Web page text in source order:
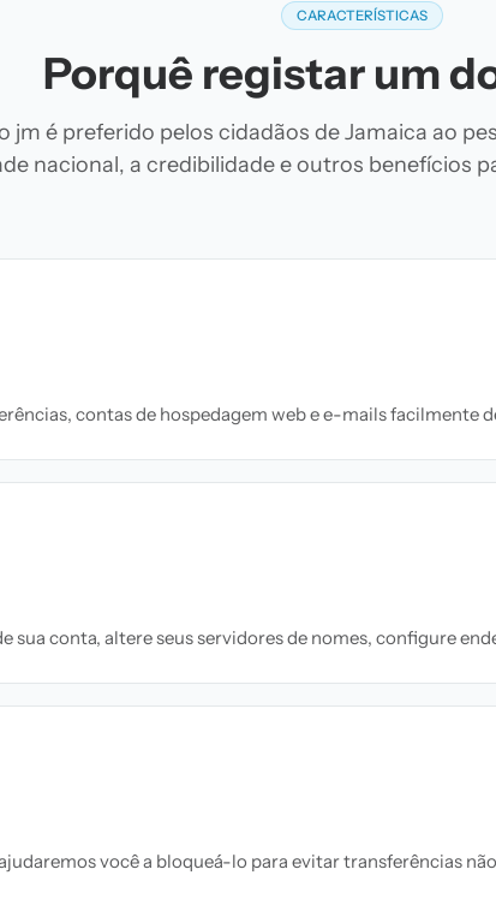
CARACTERÍSTICAS
Porquê registar um
jm é preferido pelos cidadãos de Jamaica ao
nacional, a credibilidade e outros benefícios
contas de hospedagem web e e-mails facilmente
conta, altere seus servidores de nomes, configure
você a bloqueá-lo para evitar transferências